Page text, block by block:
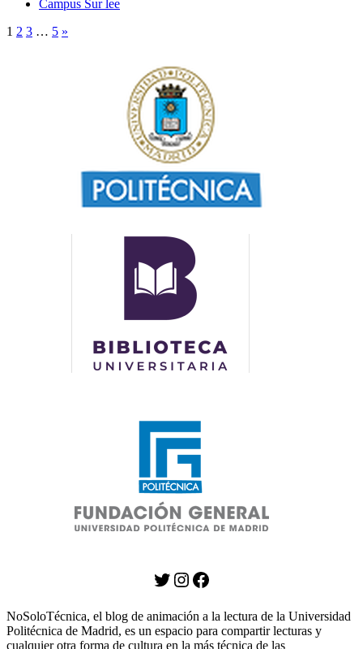
Campus Sur lee
1 2 3 … 5 »
Twitter
Instagram
Facebook
NoSoloTécnica, el blog de animación a la lectura de la Universidad
Politécnica de Madrid, es un espacio para compartir lecturas y
cualquier otra forma de cultura en la más técnica de las